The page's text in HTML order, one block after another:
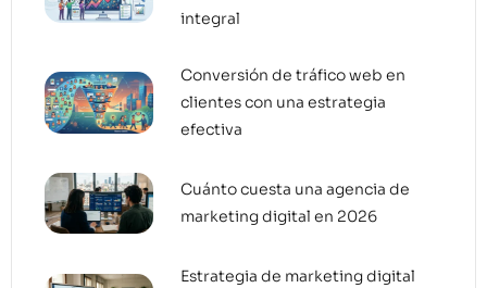
integral
Conversión de tráfico web en
clientes con una estrategia
efectiva
Cuánto cuesta una agencia de
marketing digital en 2026
Estrategia de marketing digital